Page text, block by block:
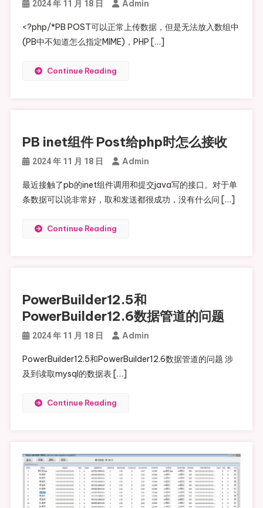
2024 年 11 月 18 日 Admin
<?php/*PB POST可以正常上传数据，但是无法放入数组中
(PB中不知道怎么指定MIME)，PHP […]
Continue Reading
PB inet组件 Post给php时怎么接收
2024 年 11 月 18 日 Admin
最近接触了pb的inet组件调用和提交java写的接口。对于单
条数据可以说非常好，取和发送都很成功，没有什么问 […]
Continue Reading
PowerBuilder12.5和
PowerBuilder12.6数据管道的问题
2024 年 11 月 18 日 Admin
PowerBuilder12.5和PowerBuilder12.6数据管道的问题 涉
及到读取mysql的数据表 […]
Continue Reading